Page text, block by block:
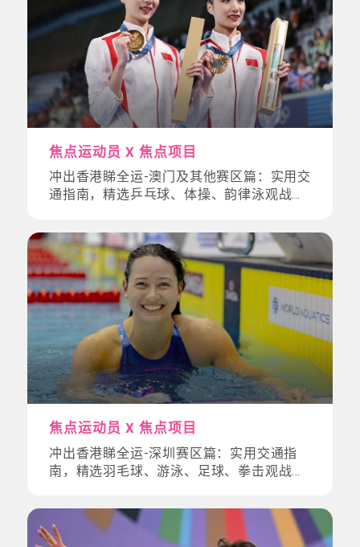
焦点运动员 X 焦点项目
冲出香港睇全运-澳门及其他赛区篇：实用交
通指南，精选乒乓球、体操、韵律泳观战懒
焦点运动员 X 焦点项目
冲出香港睇全运-深圳赛区篇：实用交通指
南，精选羽毛球、游泳、足球、拳击观战懒